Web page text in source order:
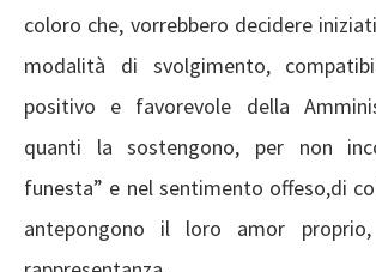
coloro che, vorrebbero decidere
modalità di svolgimento,
positivo e favorevole della
quanti la sostengono, per non
funesta” e nel sentimento offeso,di
antepongono il loro amor